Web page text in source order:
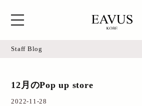
Blog
Staff Blog
12月のPop up store
2022-11-28